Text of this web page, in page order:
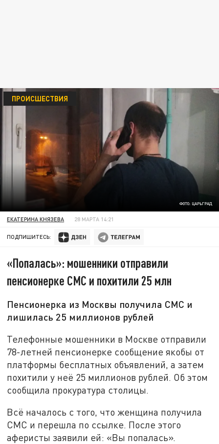
ФОТО: ЦАРЬГРАД
ПРОИСШЕСТВИЯ
ЕКАТЕРИНА КНЯЗЕВА 28 МАРТА 14:21
ПОДПИШИТЕСЬ:
«Попалась»: мошенники отправили
пенсионерке СМС и похитили 25 млн
Пенсионерка из Москвы получила СМС и
лишилась 25 миллионов рублей
Телефонные мошенники в Москве отправили
78-летней пенсионерке сообщение якобы от
платформы бесплатных объявлений, а затем
похитили у неё 25 миллионов рублей. Об этом
сообщила прокуратура столицы.
Всё началось с того, что женщина получила
СМС и перешла по ссылке. После этого
аферисты заявили ей: «Вы попалась».